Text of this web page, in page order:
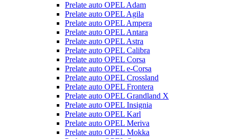
Prelate auto OPEL Adam
Prelate auto OPEL Agila
Prelate auto OPEL Ampera
Prelate auto OPEL Antara
Prelate auto OPEL Astra
Prelate auto OPEL Calibra
Prelate auto OPEL Corsa
Prelate auto OPEL e-Corsa
Prelate auto OPEL Crossland
Prelate auto OPEL Frontera
Prelate auto OPEL Grandland X
Prelate auto OPEL Insignia
Prelate auto OPEL Karl
Prelate auto OPEL Meriva
Prelate auto OPEL Mokka